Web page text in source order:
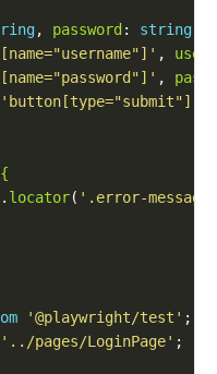
, password : string
,
,
'button[type="submit"]'
. locator( '.error-message'
'@playwright/test'
'../pages/LoginPage'